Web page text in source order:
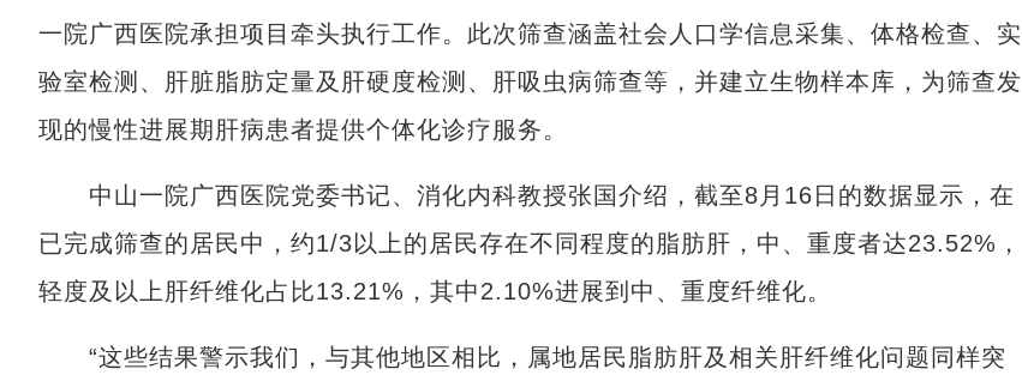
一院广西医院承担项目牵头执行工作。此次筛查涵盖社会人口学信息采集、体格检查、实
验室检测、肝脏脂肪定量及肝硬度检测、肝吸虫病筛查等，并建立生物样本库，为筛查发
现的慢性进展期肝病患者提供个体化诊疗服务。
中山一院广西医院党委书记、消化内科教授张国介绍，截至8月16日的数据显示，在
已完成筛查的居民中，约1/3以上的居民存在不同程度的脂肪肝，中、重度者达23.52%，
轻度及以上肝纤维化占比13.21%，其中2.10%进展到中、重度纤维化。
“这些结果警示我们，与其他地区相比，属地居民脂肪肝及相关肝纤维化问题同样突